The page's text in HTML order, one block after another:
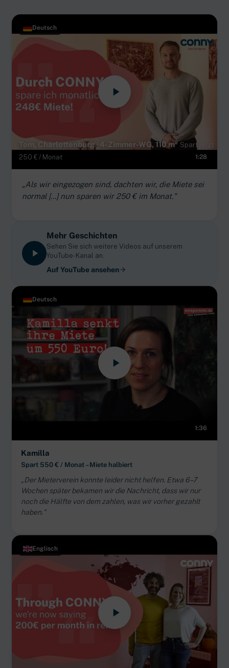
Deutsch
Tom, Charlottenburg · 4-Zimmer-WG, 110 m² Spart jetzt
250 € / Monat
1:28
„Als wir eingezogen sind, dachten wir, die Miete sei
normal […] nun sparen wir 250 € im Monat."
Mehr Geschichten
Sehen Sie sich weitere Videos auf unserem
YouTube-Kanal an.
Auf YouTube ansehen
Deutsch
1:36
Kamilla
Spart 550 € / Monat – Miete halbiert
„Der Mieterverein konnte leider nicht helfen. Etwa 6–7
Wochen später bekamen wir die Nachricht, dass wir nur
noch die Hälfte von dem zahlen, was wir vorher gezahlt
haben."
Englisch